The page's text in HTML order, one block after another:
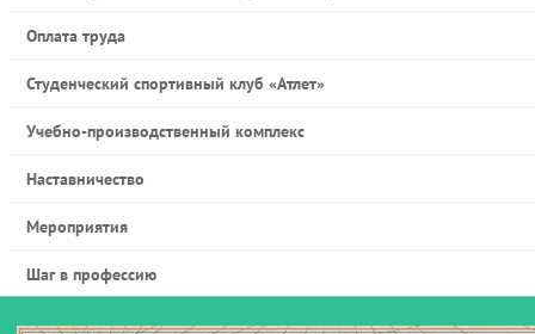
Оплата труда
Студенческий спортивный клуб «Атлет»
Учебно-производственный комплекс
Наставничество
Мероприятия
Шаг в профессию